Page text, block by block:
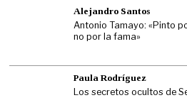
Alejandro Santos
Antonio Tamayo: «Pinto
no por la fama»
Paula Rodríguez
Los secretos ocultos de